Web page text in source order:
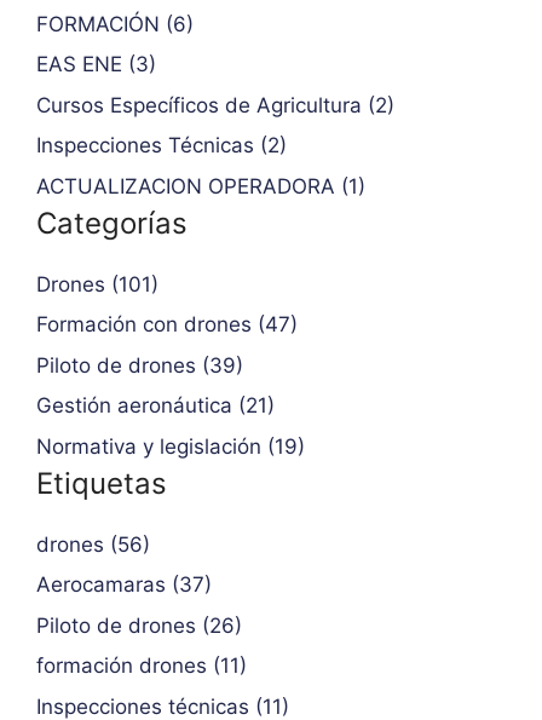
FORMACIÓN (6)
EAS ENE (3)
Cursos Específicos de Agricultura (2)
Inspecciones Técnicas (2)
ACTUALIZACION OPERADORA (1)
Categorías
Drones (101)
Formación con drones (47)
Piloto de drones (39)
Gestión aeronáutica (21)
Normativa y legislación (19)
Etiquetas
drones (56)
Aerocamaras (37)
Piloto de drones (26)
formación drones (11)
Inspecciones técnicas (11)